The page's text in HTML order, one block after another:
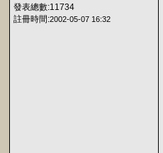
發表總數:11734
註冊時間:2002-05-07 16:32